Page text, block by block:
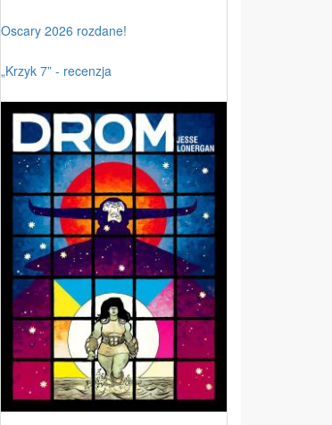
Oscary 2026 rozdane!
„Krzyk 7” - recenzja